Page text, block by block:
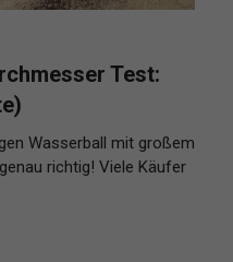
Test:
Wasserball mit großem
richtig! Viele Käufer